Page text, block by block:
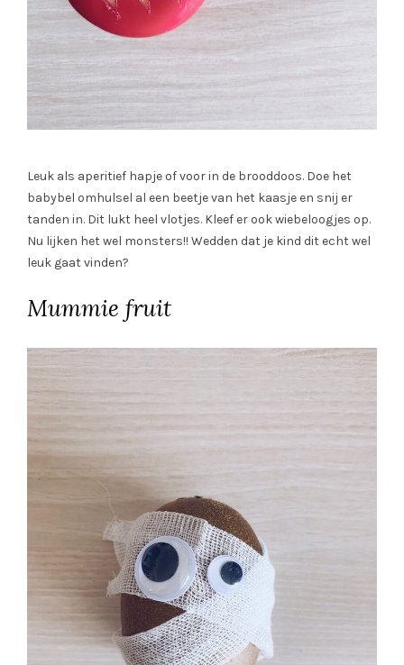
Leuk als aperitief hapje of voor in de brooddoos. Doe het
babybel omhulsel al een beetje van het kaasje en snij er
tanden in. Dit lukt heel vlotjes. Kleef er ook wiebeloogjes op.
Nu lijken het wel monsters!! Wedden dat je kind dit echt wel
leuk gaat vinden?
Mummie fruit